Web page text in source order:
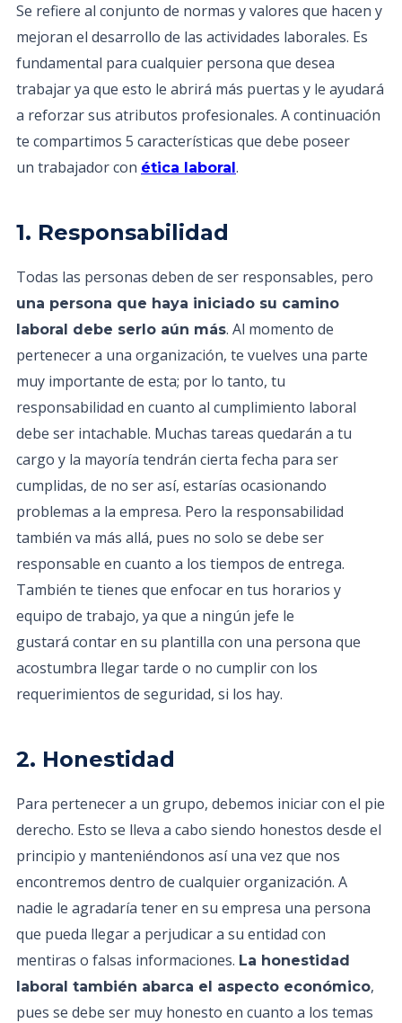
Se refiere al conjunto de normas y valores que hacen y
mejoran el desarrollo de las actividades laborales. Es
fundamental para cualquier persona que desea
trabajar ya que esto le abrirá más puertas y le ayudará
a reforzar sus atributos profesionales. A continuación
te compartimos 5 características que debe poseer
un trabajador con ética laboral.
1. Responsabilidad
Todas las personas deben de ser responsables, pero
una persona que haya iniciado su camino
laboral debe serlo aún más. Al momento de
pertenecer a una organización, te vuelves una parte
muy importante de esta; por lo tanto, tu
responsabilidad en cuanto al cumplimiento laboral
debe ser intachable. Muchas tareas quedarán a tu
cargo y la mayoría tendrán cierta fecha para ser
cumplidas, de no ser así, estarías ocasionando
problemas a la empresa. Pero la responsabilidad
también va más allá, pues no solo se debe ser
responsable en cuanto a los tiempos de entrega.
También te tienes que enfocar en tus horarios y
equipo de trabajo, ya que a ningún jefe le
gustará contar en su plantilla con una persona que
acostumbra llegar tarde o no cumplir con los
requerimientos de seguridad, si los hay.
2. Honestidad
Para pertenecer a un grupo, debemos iniciar con el pie
derecho. Esto se lleva a cabo siendo honestos desde el
principio y manteniéndonos así una vez que nos
encontremos dentro de cualquier organización. A
nadie le agradaría tener en su empresa una persona
que pueda llegar a perjudicar a su entidad con
mentiras o falsas informaciones. La honestidad
laboral también abarca el aspecto económico,
pues se debe ser muy honesto en cuanto a los temas